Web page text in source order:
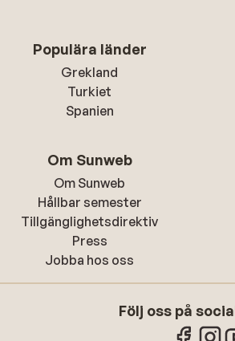
Populära länder
Grekland
Turkiet
Spanien
Om Sunweb
Om Sunweb
Hållbar semester
Tillgänglighetsdirektiv
Press
Jobba hos oss
Följ oss på